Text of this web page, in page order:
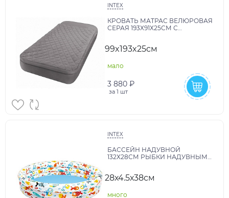
INTEX
КРОВАТЬ МАТРАС ВЕЛЮРОВАЯ
СЕРАЯ 193Х91Х25СМ С
ВН:66998
99x193x25см
мало
3 880 ₽
за 1 шт
INTEX
БАССЕЙН НАДУВНОЙ
132Х28СМ РЫБКИ НАДУВНЫМ
28х4.5х38см
много